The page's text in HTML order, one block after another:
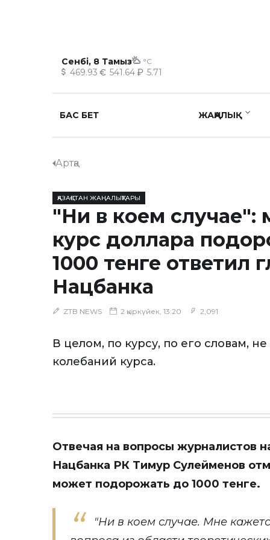
Сенбі, 8 Тамыз °C
469.93 541.64 5.71
БАС БЕТ ЖАҢАЛЫҚ
Артқа
ҚАЗАҚСТАН ЖАҢАЛЫҚТАРЫ
"Ни в коем случае":
курс доллара
1000 тенге ответил
Нацбанка
ZTB NEWS 2 қыркүйек, 13:20 2,091
В целом, по курсу, по его словам,
колебаний курса.
Отвечая на вопросы журналистов
Нацбанка РК Тимур Сулейменов
может подорожать до 1000 тенге.
"Ни в коем случае. Мне